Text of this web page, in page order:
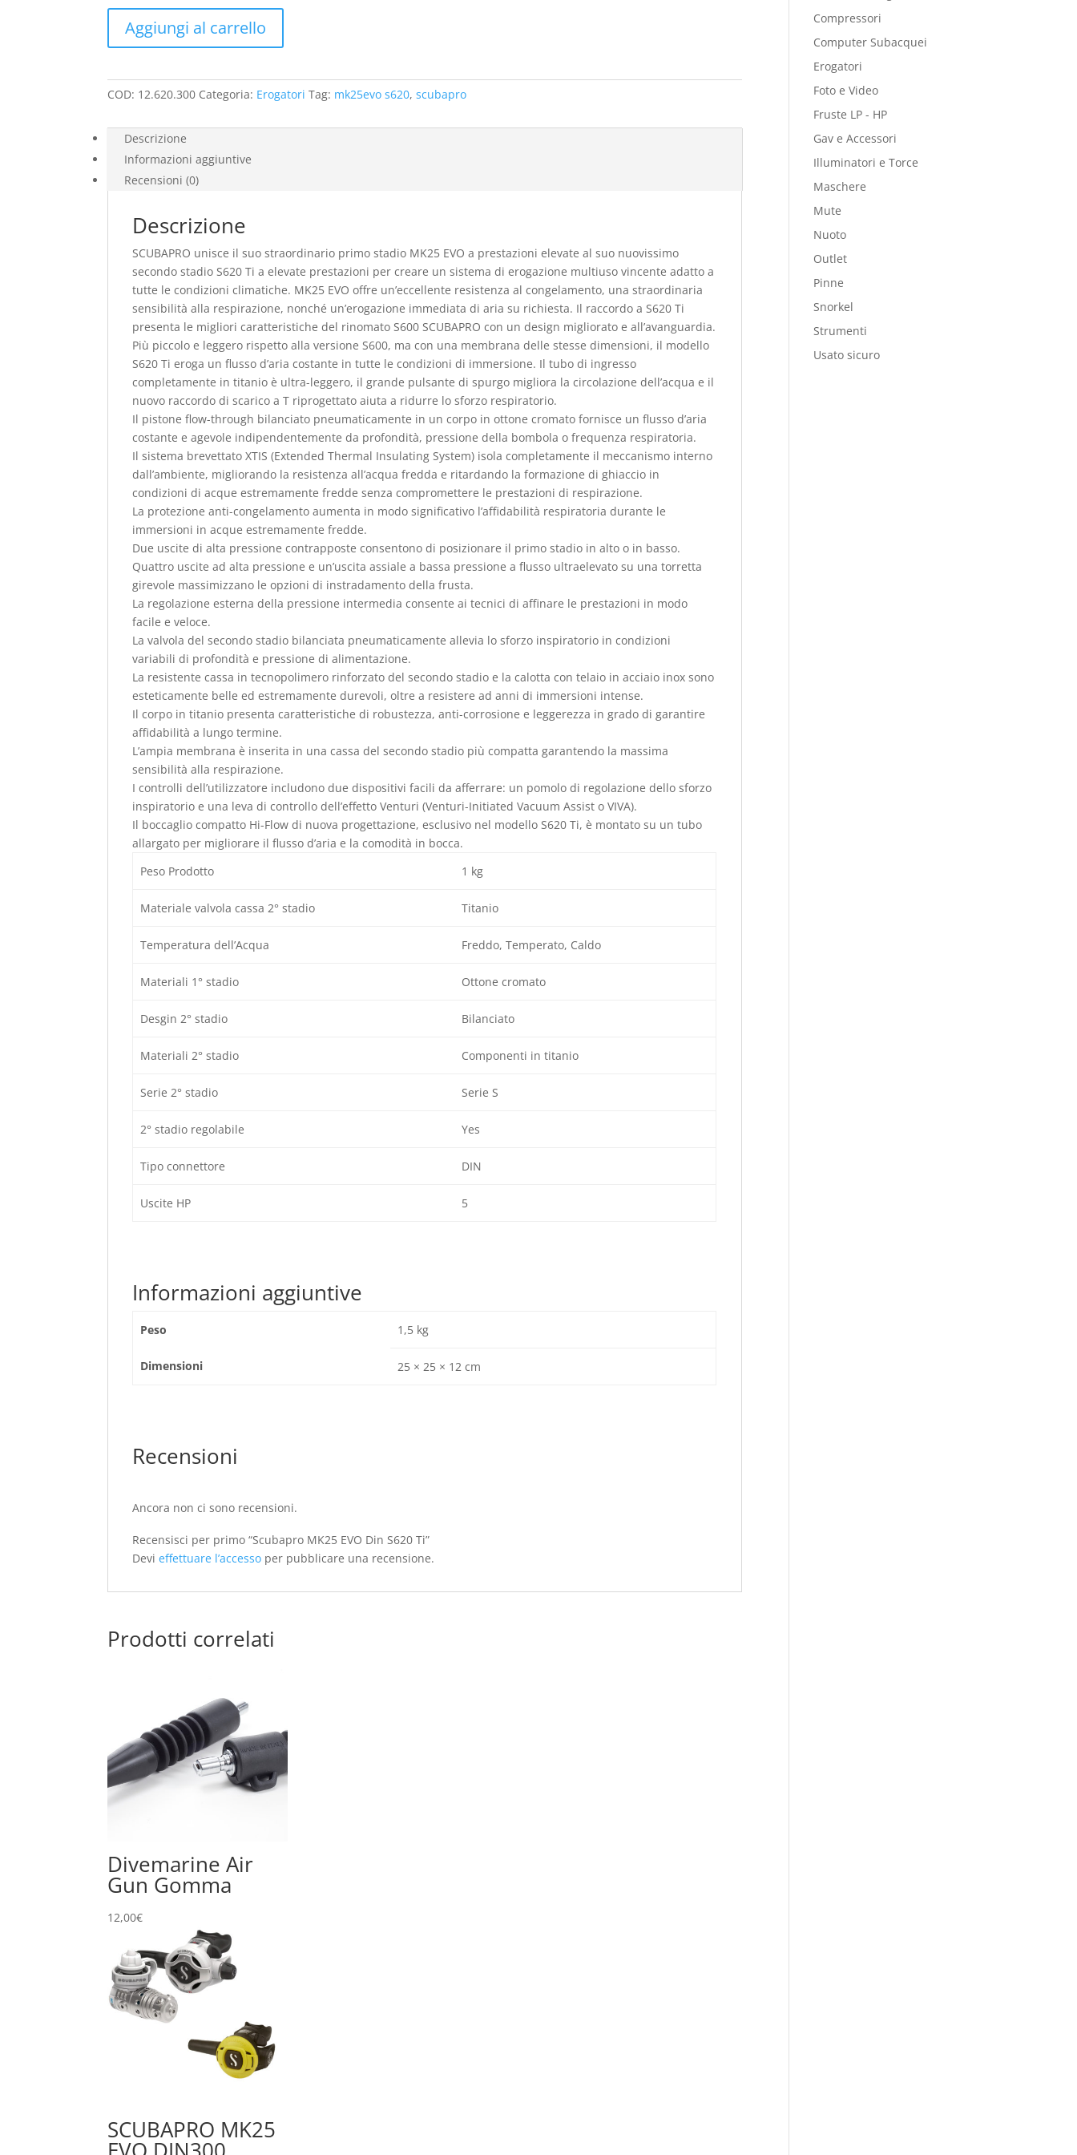
889,00€.844,55€.
MK25
EVO
S620
quantità
Aggiungi al carrello
COD: 12.620.300 Categoria: Erogatori Tag: mk25evo s620,scubapro
Descrizione
Informazioni aggiuntive
Recensioni (0)
Descrizione
SCUBAPRO unisce il suo straordinario primo stadio MK25 EVO a prestazioni elevate al suo nuovissimo
secondo stadio S620 Ti a elevate prestazioni per creare un sistema di erogazione multiuso vincente adatto a
tutte le condizioni climatiche. MK25 EVO offre un’eccellente resistenza al congelamento, una straordinaria
sensibilità alla respirazione, nonché un’erogazione immediata di aria su richiesta. Il raccordo a S620 Ti
presenta le migliori caratteristiche del rinomato S600 SCUBAPRO con un design migliorato e all’avanguardia.
Più piccolo e leggero rispetto alla versione S600, ma con una membrana delle stesse dimensioni, il modello
S620 Ti eroga un flusso d’aria costante in tutte le condizioni di immersione. Il tubo di ingresso
completamente in titanio è ultra-leggero, il grande pulsante di spurgo migliora la circolazione dell’acqua e il
nuovo raccordo di scarico a T riprogettato aiuta a ridurre lo sforzo respiratorio.
Il pistone flow-through bilanciato pneumaticamente in un corpo in ottone cromato fornisce un flusso d’aria
costante e agevole indipendentemente da profondità, pressione della bombola o frequenza respiratoria.
Il sistema brevettato XTIS (Extended Thermal Insulating System) isola completamente il meccanismo interno
dall’ambiente, migliorando la resistenza all’acqua fredda e ritardando la formazione di ghiaccio in
condizioni di acque estremamente fredde senza compromettere le prestazioni di respirazione.
La protezione anti-congelamento aumenta in modo significativo l’affidabilità respiratoria durante le
immersioni in acque estremamente fredde.
Due uscite di alta pressione contrapposte consentono di posizionare il primo stadio in alto o in basso.
Quattro uscite ad alta pressione e un’uscita assiale a bassa pressione a flusso ultraelevato su una torretta
girevole massimizzano le opzioni di instradamento della frusta.
La regolazione esterna della pressione intermedia consente ai tecnici di affinare le prestazioni in modo
facile e veloce.
La valvola del secondo stadio bilanciata pneumaticamente allevia lo sforzo inspiratorio in condizioni
variabili di profondità e pressione di alimentazione.
La resistente cassa in tecnopolimero rinforzato del secondo stadio e la calotta con telaio in acciaio inox sono
esteticamente belle ed estremamente durevoli, oltre a resistere ad anni di immersioni intense.
Il corpo in titanio presenta caratteristiche di robustezza, anti-corrosione e leggerezza in grado di garantire
affidabilità a lungo termine.
L’ampia membrana è inserita in una cassa del secondo stadio più compatta garantendo la massima
sensibilità alla respirazione.
I controlli dell’utilizzatore includono due dispositivi facili da afferrare: un pomolo di regolazione dello sforzo
inspiratorio e una leva di controllo dell’effetto Venturi (Venturi-Initiated Vacuum Assist o VIVA).
Il boccaglio compatto Hi-Flow di nuova progettazione, esclusivo nel modello S620 Ti, è montato su un tubo
allargato per migliorare il flusso d’aria e la comodità in bocca.
Peso Prodotto
1 kg
Materiale valvola cassa 2° stadio Titanio
Temperatura dell’Acqua Freddo, Temperato, Caldo
Materiali 1° stadio Ottone cromato
Desgin 2° stadio Bilanciato
Materiali 2° stadio Componenti in titanio
Serie 2° stadio Serie S
2° stadio regolabile Yes
Tipo connettore DIN
Uscite HP 5
Informazioni aggiuntive
Peso 1,5 kg
Dimensioni 25 × 25 × 12 cm
Recensioni
Ancora non ci sono recensioni.
Recensisci per primo “Scubapro MK25 EVO Din S620 Ti”
Devieffettuare l’accesso per pubblicare una recensione.
Prodotti correlati
Divemarine Air
Gun Gomma
12,00€
SCUBAPRO MK25
Compressori
Computer Subacquei
Erogatori
Foto e Video
Fruste LP - HP
Gav e Accessori
Illuminatori e Torce
Maschere
Mute
Nuoto
Outlet
Pinne
Snorkel
Strumenti
Usato sicuro